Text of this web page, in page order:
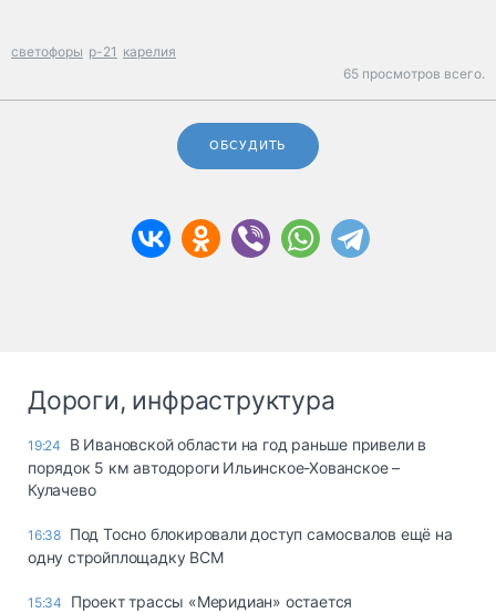
светофоры р-21 карелия
65 просмотров всего.
ОБСУДИТЬ
Дороги, инфраструктура
19:24
В Ивановской области на год раньше привели в
порядок 5 км автодороги Ильинское-Хованское –
Кулачево
16:38 Под Тосно блокировали доступ самосвалов ещё на
одну стройплощадку ВСМ
15:34
Проект трассы «Меридиан» остается